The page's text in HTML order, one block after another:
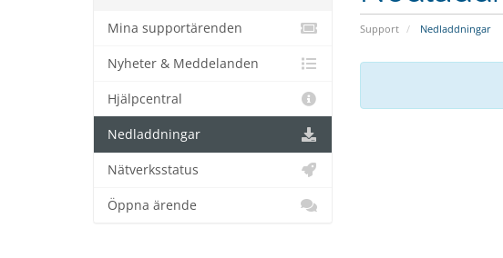
Support Nedladdningar
Mina supportärenden
Nyheter & Meddelanden
Hjälpcentral
Nedladdningar
Nätverksstatus
Öppna ärende